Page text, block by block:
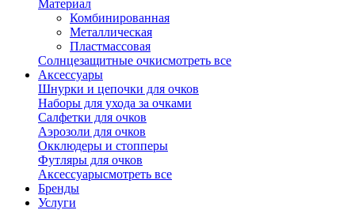
Материал
Комбинированная
Металлическая
Пластмассовая
Солнцезащитные очкисмотреть все
Аксессуары
Шнурки и цепочки для очков
Наборы для ухода за очками
Салфетки для очков
Аэрозоли для очков
Окклюдеры и стопперы
Футляры для очков
Аксессуарысмотреть все
Бренды
Услуги